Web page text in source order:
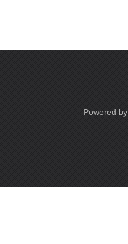
Powered by